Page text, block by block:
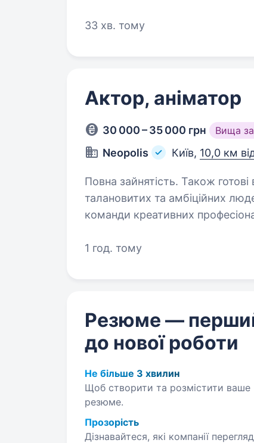
33 хв. тому
Актор, аніматор
30 000 – 35 000 грн Вища
Neopolis Київ, 10,0 км
Повна зайнятість. Також готові взяти
талановитих та амбіційних
команди креативних професіоналів. Ми
1 год. тому
Резюме —
до нової роботи
Не більше 3 хвилин
Щоб створити та розмістити ваше
резюме.
Прозорість
Дізнавайтеся, які компанії